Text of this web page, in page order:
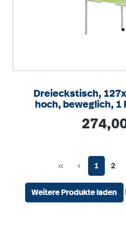
Dreieckstisch,
hoch, beweglich, 1
Regulärer
Seite
1 2
Weitere Produkte laden